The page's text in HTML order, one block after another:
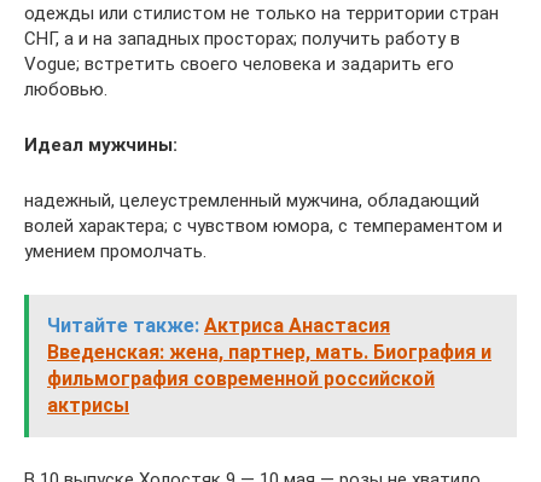
одежды или стилистом не только на территории стран
СНГ, а и на западных просторах; получить работу в
Vogue; встретить своего человека и задарить его
любовью.
Идеал мужчины:
надежный, целеустремленный мужчина, обладающий
волей характера; с чувством юмора, с темпераментом и
умением промолчать.
Читайте также: Актриса Анастасия
Введенская: жена, партнер, мать. Биография и
фильмография современной российской
актрисы